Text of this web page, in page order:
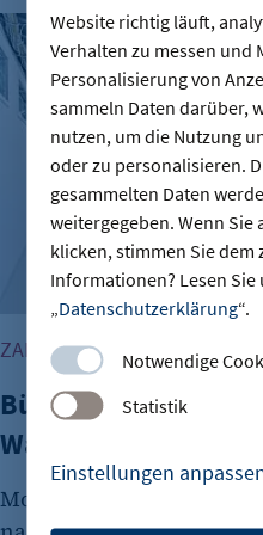
Website richtig läuft,
Verhalten zu messen und
Personalisierung von
sammeln Daten darüber,
nutzen, um die Nutzung
oder zu personalisieren.
gesammelten Daten
weitergegeben. Wenn Sie
klicken, stimmen Sie dem
Informationen? Lesen Sie
„Datenschutzerklärung“.
Notwendige
Statistik
Einstellungen
Büroimmobilien Berlin:
ZAHLEN VON CBRE
Büroimmobilien
Wachstum im ersten
Moderne Büroflächen